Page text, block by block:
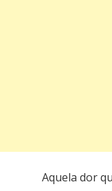
Aquela dor